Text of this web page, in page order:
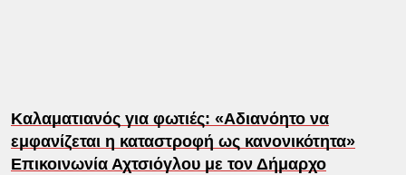
Καλαματιανός για φωτιές: «Αδιανόητο να
εμφανίζεται η καταστροφή ως κανο​νικότητα»
Επικοινωνία Αχτσιόγλου με τον Δήμαρχο